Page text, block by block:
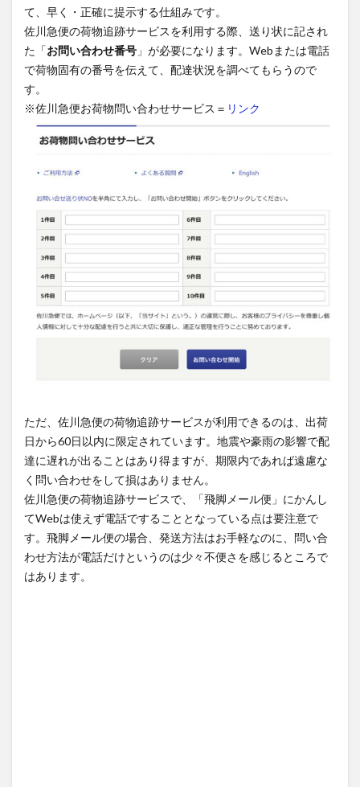
て、早く・正確に提示する仕組みです。
佐川急便の荷物追跡サービスを利用する際、送り状に記され
た「お問い合わせ番号 」が必要になります。Webまたは電話
で荷物固有の番号を伝えて、配達状況を調べてもらうので
す。
※佐川急便お荷物問い合わせサービス＝ リンク
ただ、佐川急便の荷物追跡サービスが利用できるのは、出荷
日から60日以内に限定されています。地震や豪雨の影響で配
達に遅れが出ることはあり得ますが、期限内であれば遠慮な
く問い合わせをして損はありません。
佐川急便の荷物追跡サービスで、「飛脚メール便」にかんし
てWebは使えず電話ですることとなっている点は要注意で
す。飛脚メール便の場合、発送方法はお手軽なのに、問い合
わせ方法が電話だけというのは少々不便さを感じるところで
はあります。